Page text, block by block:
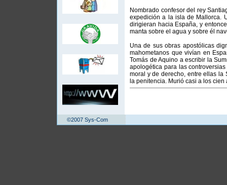
Nombrado confesor del rey
expedición a la isla de Mallorca.
dirigieran hacia España, y
manta sobre el agua y sobre él
Una de sus obras apostólicas
mahometanos que vivían en
Tomás de Aquino a escribir la
apologética para las
moral y de derecho, entre ellas la
la penitencia. Murió casi a los
©2007 Sys-Com